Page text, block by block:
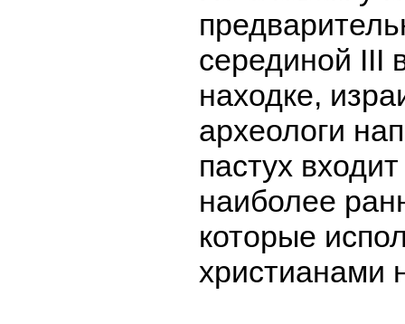
серединой III
находке,
археологи
пастух
наиболее
которые
христианами